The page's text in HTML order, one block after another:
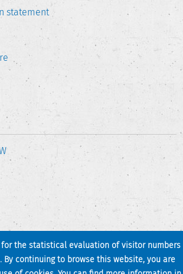
for the statistical evaluation of visitor numbers
By continuing to browse this website, you are
statement